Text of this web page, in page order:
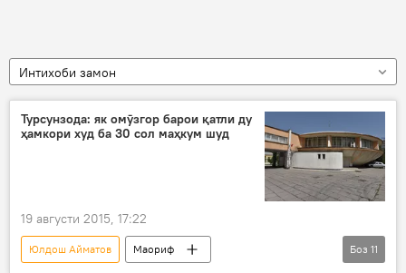
Интихоби замон
Турсунзода: як омӯзгор барои қатли ду
ҳамкори худ ба 30 сол маҳкум шуд
19 августи 2015, 17:22
Юлдош Айматов
Маориф
Боз 11